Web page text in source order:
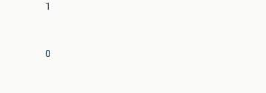
1
0